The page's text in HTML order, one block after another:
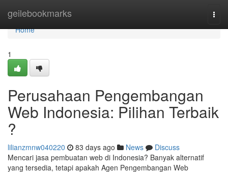
geilebookmarks
Home
Home
1
Perusahaan Pengembangan
Web Indonesia: Pilihan Terbaik
?
lilianzmnw040220 83 days ago News
Discuss
Mencari jasa pembuatan web di Indonesia? Banyak alternatif
yang tersedia, tetapi apakah Agen Pengembangan Web